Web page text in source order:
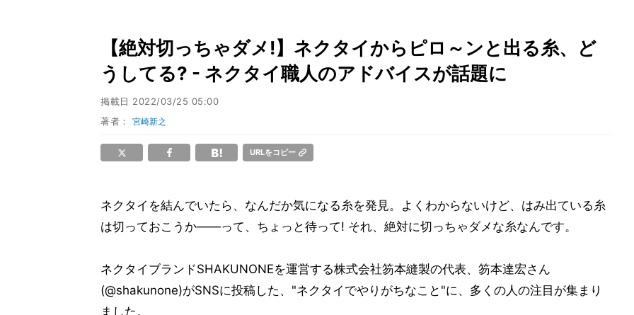
【絶対切っちゃダメ!】ネクタイからピロ～ンと出る糸、ど
うしてる? - ネクタイ職人のアドバイスが話題に
掲載日 2022/03/25 05:00
著者：宮崎新之
URLをコピー
ネクタイを結んでいたら、なんだか気になる糸を発見。よくわからないけど、はみ出ている糸
は切っておこうか――って、ちょっと待って! それ、絶対に切っちゃダメな糸なんです。
ネクタイブランドSHAKUNONEを運営する株式会社笏本縫製の代表、笏本達宏さん
(@shakunone)がSNSに投稿した、"ネクタイでやりがちなこと"に、多くの人の注目が集まり
ました。